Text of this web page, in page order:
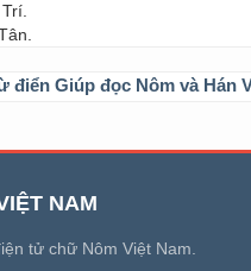
điển Giúp đọc Nôm và Hán
NAM
tử chữ Nôm Việt Nam.